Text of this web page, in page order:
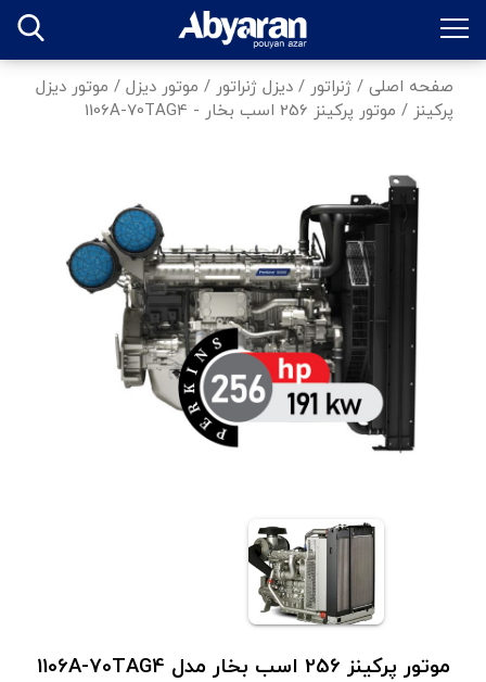
صفحه اصلی / ژنراتور / دیزل ژنراتور / موتور دیزل / موتور دیزل
پرکینز / موتور پرکینز 256 اسب بخار - 1106A-70TAG4
موتور پرکینز 256 اسب بخار مدل 1106A-70TAG4